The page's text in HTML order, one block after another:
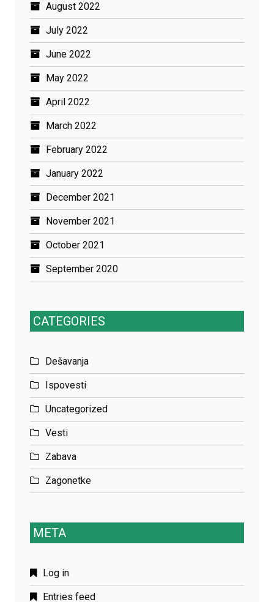
August 2022
July 2022
June 2022
May 2022
April 2022
March 2022
February 2022
January 2022
December 2021
November 2021
October 2021
September 2020
CATEGORIES
Dešavanja
Ispovesti
Uncategorized
Vesti
Zabava
Zagonetke
META
Log in
Entries feed